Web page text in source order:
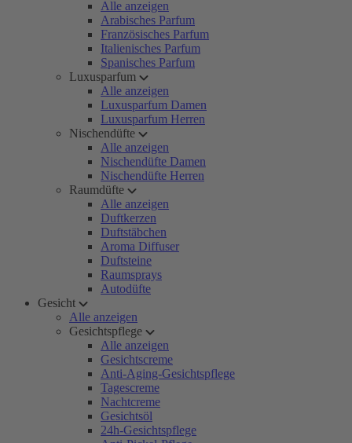
Alle anzeigen
Arabisches Parfum
Französisches Parfum
Italienisches Parfum
Spanisches Parfum
Luxusparfum
Alle anzeigen
Luxusparfum Damen
Luxusparfum Herren
Nischendüfte
Alle anzeigen
Nischendüfte Damen
Nischendüfte Herren
Raumdüfte
Alle anzeigen
Duftkerzen
Duftstäbchen
Aroma Diffuser
Duftsteine
Raumsprays
Autodüfte
Gesicht
Alle anzeigen
Gesichtspflege
Alle anzeigen
Gesichtscreme
Anti-Aging-Gesichtspflege
Tagescreme
Nachtcreme
Gesichtsöl
24h-Gesichtspflege